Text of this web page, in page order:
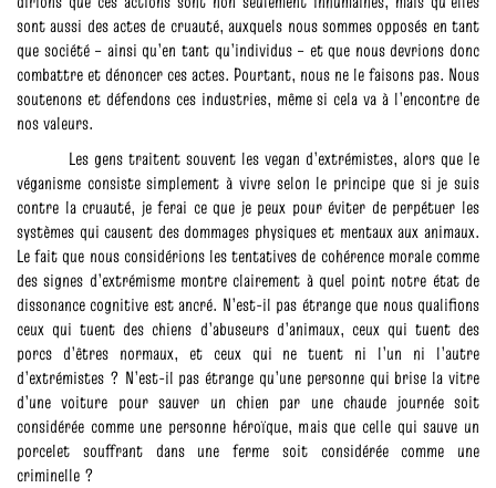
sont aussi des actes de cruauté, auxquels nous sommes opposés en tant
que société – ainsi qu’en tant qu’individus – et que nous devrions donc
combattre et dénoncer ces actes. Pourtant, nous ne le faisons pas. Nous
soutenons et défendons ces industries, même si cela va à l’encontre de
nos valeurs.
Les gens traitent souvent les vegan d’extrémistes, alors que le
véganisme consiste simplement à vivre selon le principe que si je suis
contre la cruauté, je ferai ce que je peux pour éviter de perpétuer les
systèmes qui causent des dommages physiques et mentaux aux animaux.
Le fait que nous considérions les tentatives de cohérence morale comme
des signes d’extrémisme montre clairement à quel point notre état de
dissonance cognitive est ancré. N’est-il pas étrange que nous qualifions
ceux qui tuent des chiens d’abuseurs d’animaux, ceux qui tuent des
porcs d’êtres normaux, et ceux qui ne tuent ni l’un ni l’autre
d’extrémistes ? N’est-il pas étrange qu’une personne qui brise la vitre
d’une voiture pour sauver un chien par une chaude journée soit
considérée comme une personne héroïque, mais que celle qui sauve un
porcelet souffrant dans une ferme soit considérée comme une
criminelle ?